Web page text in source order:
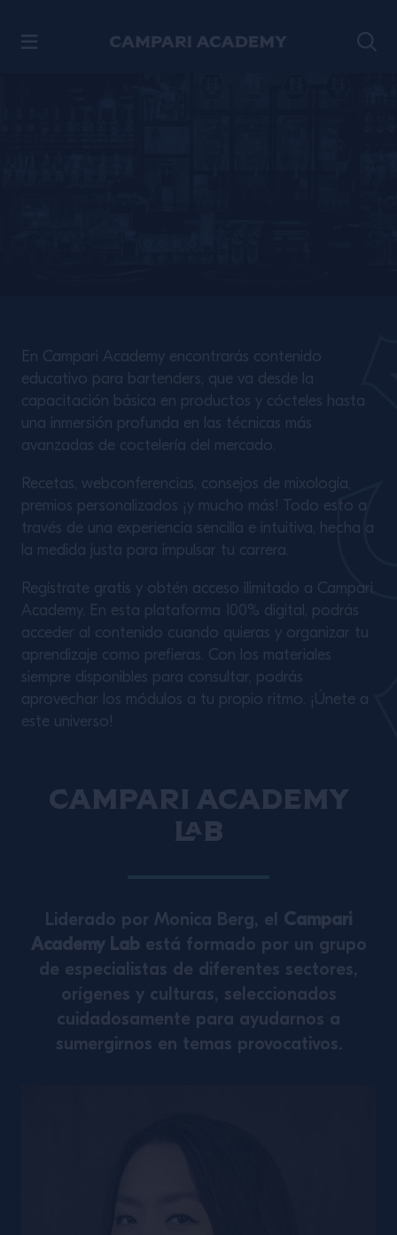
En Campari Academy encontrarás contenido
educativo para bartenders, que va desde la
capacitación básica en productos y cócteles hasta
una inmersión profunda en las técnicas más
avanzadas de coctelería del mercado.
Recetas, webconferencias, consejos de mixología,
premios personalizados ¡y mucho más! Todo esto a
través de una experiencia sencilla e intuitiva, hecha a
la medida justa para impulsar tu carrera.
Regístrate gratis y obtén acceso ilimitado a Campari
Academy. En esta plataforma 100% digital, podrás
acceder al contenido cuando quieras y organizar tu
aprendizaje como prefieras. Con los materiales
siempre disponibles para consultar, podrás
aprovechar los módulos a tu propio ritmo. ¡Únete a
este universo!
Campari Academy
Lab
Liderado por Monica Berg, el Campari
Academy Lab está formado por un grupo
de especialistas de diferentes sectores,
orígenes y culturas, seleccionados
cuidadosamente para ayudarnos a
sumergirnos en temas provocativos.